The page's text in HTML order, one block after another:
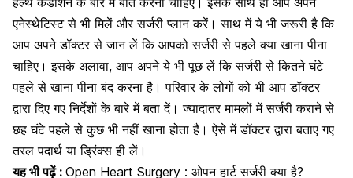
एनेस्थेटिस्ट से भी मिलें और सर्जरी प्लान करें। साथ में ये भी जरूरी है कि
आप अपने डॉक्टर से जान लें कि आपको सर्जरी से पहले क्या खाना पीना
चाहिए। इसके अलावा, आप अपने ये भी पूछ लें कि सर्जरी से कितने घंटे
पहले से खाना पीना बंद करना है।परिवार के लोगों को भी आप डॉक्टर
द्वारा दिए गए निर्देशों के बारे में बता दें। ज्यादातर मामलों में सर्जरी कराने से
छह घंटे पहले से कुछ भी नहीं खाना होता है। ऐसे में डॉक्टर द्वारा बताए गए
तरल पदार्थ या ड्रिंक्स ही लें।
यह भी पढ़ें : Open Heart Surgery : ओपन हार्ट सर्जरी क्या है?